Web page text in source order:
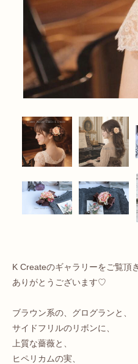
K Createのギャラリーをご覧頂き
ありがとうございます♡
ブラウン系の、グログランと、
サイドフリルのリボンに、
上質な薔薇と、
ヒペリカムの実、